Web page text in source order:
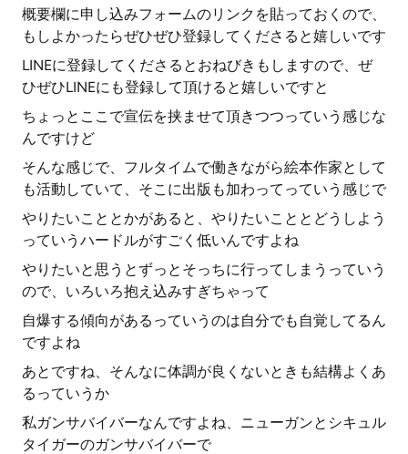
概要欄に申し込みフォームのリンクを貼っておくので、
もしよかったらぜひぜひ登録してくださると嬉しいです
LINEに登録してくださるとおねびきもしますので、ぜ
ひぜひLINEにも登録して頂けると嬉しいですと
ちょっとここで宣伝を挟ませて頂きつつっていう感じな
んですけど
そんな感じで、フルタイムで働きながら絵本作家として
も活動していて、そこに出版も加わってっていう感じで
やりたいこととかがあると、やりたいこととどうしよう
っていうハードルがすごく低いんですよね
やりたいと思うとずっとそっちに行ってしまうっていう
ので、いろいろ抱え込みすぎちゃって
自爆する傾向があるっていうのは自分でも自覚してるん
ですよね
あとですね、そんなに体調が良くないときも結構よくあ
るっていうか
私ガンサバイバーなんですよね、ニューガンとシキュル
タイガーのガンサバイバーで